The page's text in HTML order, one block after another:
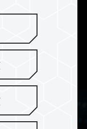
oder unter
Schneefalke sind